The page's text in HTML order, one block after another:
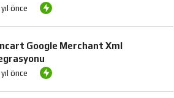
önce
Google Merchant Xml
önce